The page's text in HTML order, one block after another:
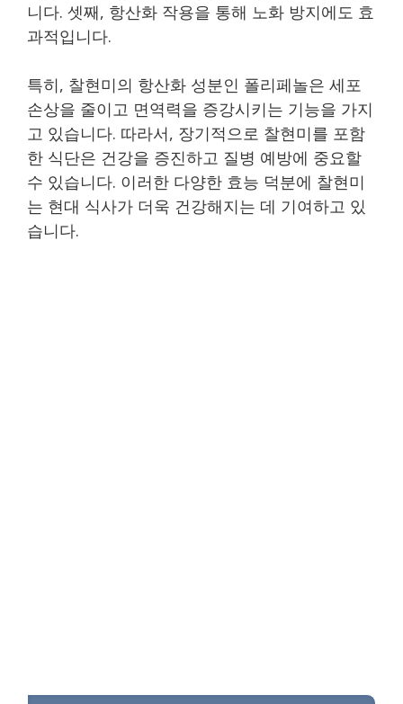
니다. 셋째, 항산화 작용을 통해 노화 방지에도 효
과적입니다.
특히, 찰현미의 항산화 성분인 폴리페놀은 세포
손상을 줄이고 면역력을 증강시키는 기능을 가지
고 있습니다. 따라서, 장기적으로 찰현미를 포함
한 식단은 건강을 증진하고 질병 예방에 중요할
수 있습니다. 이러한 다양한 효능 덕분에 찰현미
는 현대 식사가 더욱 건강해지는 데 기여하고 있
습니다.